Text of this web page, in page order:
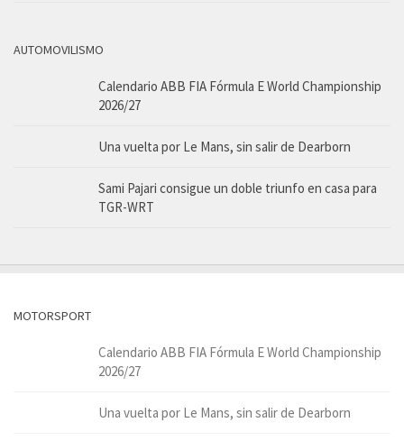
AUTOMOVILISMO
Calendario ABB FIA Fórmula E World Championship
2026/27
Una vuelta por Le Mans, sin salir de Dearborn
Sami Pajari consigue un doble triunfo en casa para
TGR-WRT
MOTORSPORT
Calendario ABB FIA Fórmula E World Championship
2026/27
Una vuelta por Le Mans, sin salir de Dearborn